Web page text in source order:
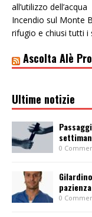
all’utilizzo dell’acqua
Incendio sul Monte
rifugio e chiusi tutti i
Ascolta Alè
Ultime notizie
0
pazienza
0